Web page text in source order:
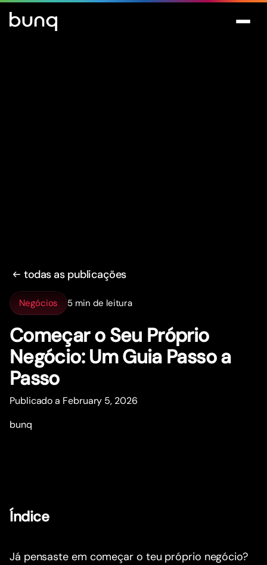
todas as publicações
Negócios 5 min de leitura
Começar o Seu Próprio
Negócio: Um Guia Passo a
Passo
Publicado a February 5, 2026
bunq
Índice
Já pensaste em começar o teu próprio negócio?